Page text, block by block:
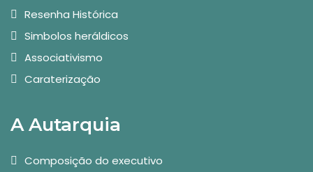
Resenha Histórica
Simbolos heráldicos
Associativismo
Caraterização
A Autarquia
Composição do executivo